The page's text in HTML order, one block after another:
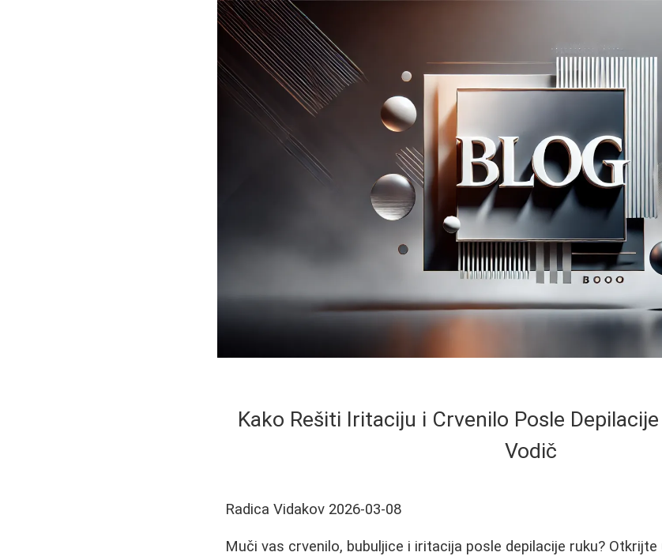
Kako Rešiti Iritaciju i Crvenilo Posle
Vodič
Radica Vidakov 2026-03-08
Muči vas crvenilo, bubuljice i iritacija posle depilacije ruku?